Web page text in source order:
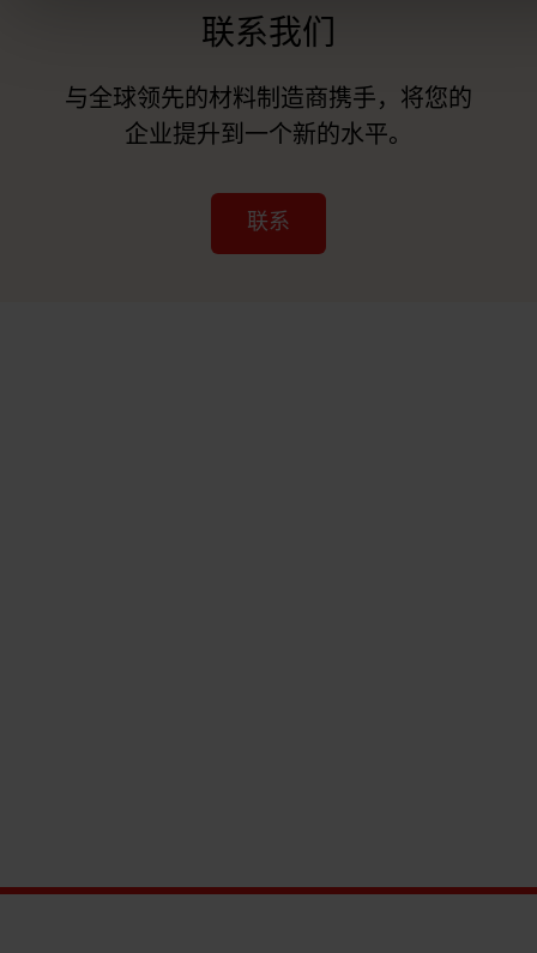
联系我们
与全球领先的材料制造商携手，将您的
企业提升到一个新的水平。
联系